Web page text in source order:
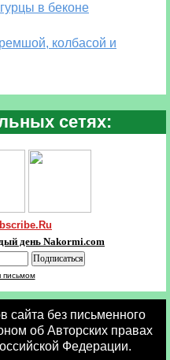
в беконе
колбасой и
сетях:
день Nakormi.com
письмом
сайта без письменного
об Авторских правах
Федерации.